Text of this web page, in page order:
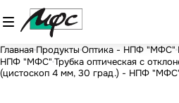
Главная Продукты Оптика - НПФ "МФС"
НПФ "МФС" Трубка оптическая с
(цистоскоп 4 мм, 30 град.) - НПФ